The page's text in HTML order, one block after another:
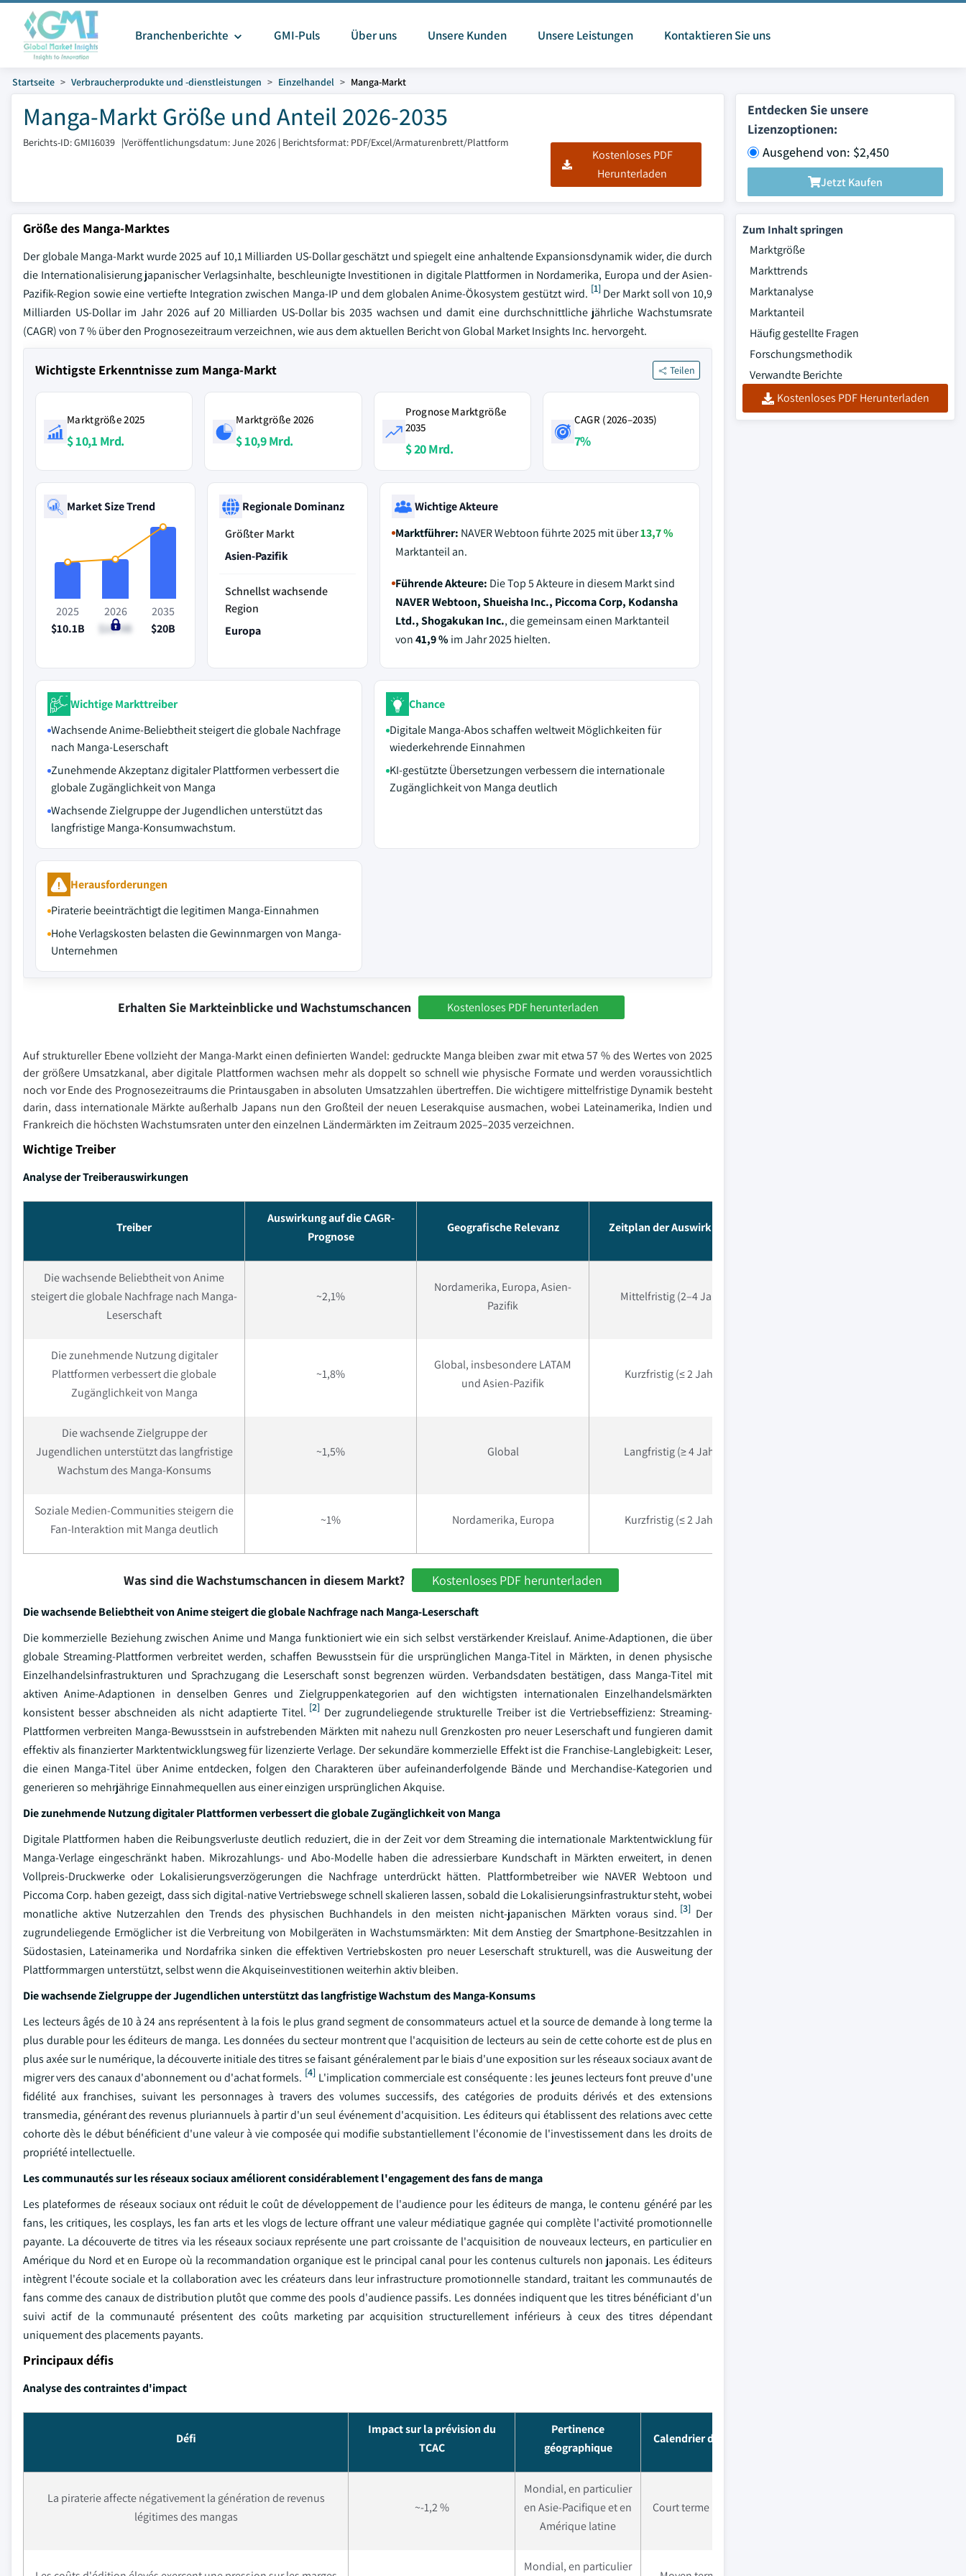
Branchenberichte GMI-Puls Über uns Unsere Kunden Unsere Leistungen Kontaktieren Sie uns
Startseite Verbraucherprodukte und -dienstleistungen Einzelhandel Manga-Markt
Manga-Markt Größe und Anteil 2026-2035
Berichts-ID: GMI16039 |Veröffentlichungsdatum: June 2026 | Berichtsformat: PDF/Excel/Armaturenbrett/Plattform
Kostenloses PDF
Herunterladen
Entdecken Sie unsere
Lizenzoptionen:
Ausgehend von: $2,450
Jetzt Kaufen
Größe des Manga-Marktes
Der globale Manga-Markt wurde 2025 auf 10,1 Milliarden US-Dollar geschätzt und spiegelt eine anhaltende Expansionsdynamik wider, die durch
die Internationalisierung japanischer Verlagsinhalte, beschleunigte Investitionen in digitale Plattformen in Nordamerika, Europa und der Asien-
Pazifik-Region sowie eine vertiefte Integration zwischen Manga-IP und dem globalen Anime-Ökosystem gestützt wird. [1]Der Markt soll von 10,9
Milliarden US-Dollar im Jahr 2026 auf 20 Milliarden US-Dollar bis 2035 wachsen und damit eine durchschnittliche jährliche Wachstumsrate
(CAGR) von 7 % über den Prognosezeitraum verzeichnen, wie aus dem aktuellen Bericht von Global Market Insights Inc. hervorgeht.
Wichtigste Erkenntnisse zum Manga-Markt Teilen
Marktgröße 2025
$ 10,1 Mrd.
Marktgröße 2026
$ 10,9 Mrd.
Prognose Marktgröße
2035
$ 20 Mrd.
CAGR (2026–2035)
7%
Market Size Trend
2025
$10.1B
2026
$10.9B
2035
$20B
Regionale Dominanz
Größter Markt
Asien-Pazifik
Schnellst wachsende
Region
Europa
Wichtige Akteure
Marktführer: NAVER Webtoon führte 2025 mit über13,7 %
Marktanteil an.
Führende Akteure: Die Top 5 Akteure in diesem Markt sind
NAVER Webtoon, Shueisha Inc., Piccoma Corp, Kodansha
Ltd., Shogakukan Inc., die gemeinsam einen Marktanteil
von41,9 % im Jahr 2025 hielten.
Wichtige Markttreiber
Wachsende Anime-Beliebtheit steigert die globale Nachfrage
nach Manga-Leserschaft
Zunehmende Akzeptanz digitaler Plattformen verbessert die
globale Zugänglichkeit von Manga
Wachsende Zielgruppe der Jugendlichen unterstützt das
langfristige Manga-Konsumwachstum.
Chance
Digitale Manga-Abos schaffen weltweit Möglichkeiten für
wiederkehrende Einnahmen
KI-gestützte Übersetzungen verbessern die internationale
Zugänglichkeit von Manga deutlich
Herausforderungen
Piraterie beeinträchtigt die legitimen Manga-Einnahmen
Hohe Verlagskosten belasten die Gewinnmargen von Manga-
Unternehmen
Erhalten Sie Markteinblicke und Wachstumschancen Kostenloses PDF herunterladen
Auf struktureller Ebene vollzieht der Manga-Markt einen definierten Wandel: gedruckte Manga bleiben zwar mit etwa 57 % des Wertes von 2025
der größere Umsatzkanal, aber digitale Plattformen wachsen mehr als doppelt so schnell wie physische Formate und werden voraussichtlich
noch vor Ende des Prognosezeitraums die Printausgaben in absoluten Umsatzzahlen übertreffen. Die wichtigere mittelfristige Dynamik besteht
darin, dass internationale Märkte außerhalb Japans nun den Großteil der neuen Leserakquise ausmachen, wobei Lateinamerika, Indien und
Frankreich die höchsten Wachstumsraten unter den einzelnen Ländermärkten im Zeitraum 2025–2035 verzeichnen.
Wichtige Treiber
Analyse der Treiberauswirkungen
Treiber
Auswirkung auf die CAGR-
Prognose
Geografische Relevanz Zeitplan der Auswirkungen
Die wachsende Beliebtheit von Anime
steigert die globale Nachfrage nach Manga-
Leserschaft
~2,1%
Nordamerika, Europa, Asien-
Pazifik
Mittelfristig (2–4 Jahre)
Die zunehmende Nutzung digitaler
Plattformen verbessert die globale
Zugänglichkeit von Manga
~1,8%
Global, insbesondere LATAM
und Asien-Pazifik
Kurzfristig (≤ 2 Jahre)
Die wachsende Zielgruppe der
Jugendlichen unterstützt das langfristige
Wachstum des Manga-Konsums
~1,5% Global Langfristig (≥ 4 Jahre)
Soziale Medien-Communities steigern die
Fan-Interaktion mit Manga deutlich
~1% Nordamerika, Europa Kurzfristig (≤ 2 Jahre)
Was sind die Wachstumschancen in diesem Markt? Kostenloses PDF herunterladen
Die wachsende Beliebtheit von Anime steigert die globale Nachfrage nach Manga-Leserschaft
Die kommerzielle Beziehung zwischen Anime und Manga funktioniert wie ein sich selbst verstärkender Kreislauf. Anime-Adaptionen, die über
globale Streaming-Plattformen verbreitet werden, schaffen Bewusstsein für die ursprünglichen Manga-Titel in Märkten, in denen physische
Einzelhandelsinfrastrukturen und Sprachzugang die Leserschaft sonst begrenzen würden. Verbandsdaten bestätigen, dass Manga-Titel mit
aktiven Anime-Adaptionen in denselben Genres und Zielgruppenkategorien auf den wichtigsten internationalen Einzelhandelsmärkten
konsistent besser abschneiden als nicht adaptierte Titel. [2] Der zugrundeliegende strukturelle Treiber ist die Vertriebseffizienz: Streaming-
Plattformen verbreiten Manga-Bewusstsein in aufstrebenden Märkten mit nahezu null Grenzkosten pro neuer Leserschaft und fungieren damit
effektiv als finanzierter Marktentwicklungsweg für lizenzierte Verlage. Der sekundäre kommerzielle Effekt ist die Franchise-Langlebigkeit: Leser,
die einen Manga-Titel über Anime entdecken, folgen den Charakteren über aufeinanderfolgende Bände und Merchandise-Kategorien und
generieren so mehrjährige Einnahmequellen aus einer einzigen ursprünglichen Akquise.
Die zunehmende Nutzung digitaler Plattformen verbessert die globale Zugänglichkeit von Manga
Digitale Plattformen haben die Reibungsverluste deutlich reduziert, die in der Zeit vor dem Streaming die internationale Marktentwicklung für
Manga-Verlage eingeschränkt haben. Mikrozahlungs- und Abo-Modelle haben die adressierbare Kundschaft in Märkten erweitert, in denen
Vollpreis-Druckwerke oder Lokalisierungsverzögerungen die Nachfrage unterdrückt hätten. Plattformbetreiber wie NAVER Webtoon und
Piccoma Corp. haben gezeigt, dass sich digital-native Vertriebswege schnell skalieren lassen, sobald die Lokalisierungsinfrastruktur steht, wobei
monatliche aktive Nutzerzahlen den Trends des physischen Buchhandels in den meisten nicht-japanischen Märkten voraus sind. [3] Der
zugrundeliegende Ermöglicher ist die Verbreitung von Mobilgeräten in Wachstumsmärkten: Mit dem Anstieg der Smartphone-Besitzzahlen in
Südostasien, Lateinamerika und Nordafrika sinken die effektiven Vertriebskosten pro neuer Leserschaft strukturell, was die Ausweitung der
Plattformmargen unterstützt, selbst wenn die Akquiseinvestitionen weiterhin aktiv bleiben.
Die wachsende Zielgruppe der Jugendlichen unterstützt das langfristige Wachstum des Manga-Konsums
Les lecteurs âgés de 10 à 24 ans représentent à la fois le plus grand segment de consommateurs actuel et la source de demande à long terme la
plus durable pour les éditeurs de manga. Les données du secteur montrent que l'acquisition de lecteurs au sein de cette cohorte est de plus en
plus axée sur le numérique, la découverte initiale des titres se faisant généralement par le biais d'une exposition sur les réseaux sociaux avant de
migrer vers des canaux d'abonnement ou d'achat formels. [4] L'implication commerciale est conséquente : les jeunes lecteurs font preuve d'une
fidélité aux franchises, suivant les personnages à travers des volumes successifs, des catégories de produits dérivés et des extensions
transmedia, générant des revenus pluriannuels à partir d'un seul événement d'acquisition. Les éditeurs qui établissent des relations avec cette
cohorte dès le début bénéficient d'une valeur à vie composée qui modifie substantiellement l'économie de l'investissement dans les droits de
propriété intellectuelle.
Les communautés sur les réseaux sociaux améliorent considérablement l'engagement des fans de manga
Les plateformes de réseaux sociaux ont réduit le coût de développement de l'audience pour les éditeurs de manga, le contenu généré par les
fans, les critiques, les cosplays, les fan arts et les vlogs de lecture offrant une valeur médiatique gagnée qui complète l'activité promotionnelle
payante. La découverte de titres via les réseaux sociaux représente une part croissante de l'acquisition de nouveaux lecteurs, en particulier en
Amérique du Nord et en Europe où la recommandation organique est le principal canal pour les contenus culturels non japonais. Les éditeurs
intègrent l'écoute sociale et la collaboration avec les créateurs dans leur infrastructure promotionnelle standard, traitant les communautés de
fans comme des canaux de distribution plutôt que comme des pools d'audience passifs. Les données indiquent que les titres bénéficiant d'un
suivi actif de la communauté présentent des coûts marketing par acquisition structurellement inférieurs à ceux des titres dépendant
uniquement des placements payants.
Principaux défis
Analyse des contraintes d'impact
Défi
Impact sur la prévision du
TCAC
Pertinence
géographique
Calendrier d'impact
La piraterie affecte négativement la génération de revenus
légitimes des mangas
~-1,2 %
Mondial, en particulier
en Asie-Pacifique et en
Amérique latine
Court terme (≤ 2 ans)
Mondial, en particulier
Zum Inhalt springen
Marktgröße
Markttrends
Marktanalyse
Marktanteil
Häufig gestellte Fragen
Forschungsmethodik
Verwandte Berichte
Kostenloses PDF Herunterladen